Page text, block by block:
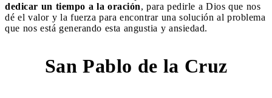
dedicar un tiempo a la oración, para pedirle a Dios que nos
dé el valor y la fuerza para encontrar una solución al problema
que nos está generando esta angustia y ansiedad.
San Pablo de la Cruz